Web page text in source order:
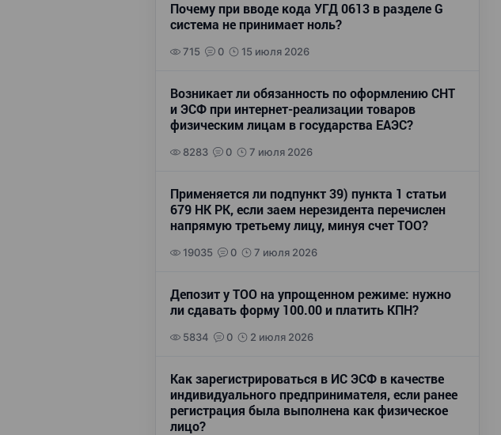
Почему при вводе кода УГД 0613 в разделе G
система не принимает ноль?
715 0 15 июля 2026
Возникает ли обязанность по оформлению СНТ
и ЭСФ при интернет-реализации товаров
физическим лицам в государства ЕАЭС?
8283 0 7 июля 2026
Применяется ли подпункт 39) пункта 1 статьи
679 НК РК, если заем нерезидента перечислен
напрямую третьему лицу, минуя счет ТОО?
19035 0 7 июля 2026
Депозит у ТОО на упрощенном режиме: нужно
ли сдавать форму 100.00 и платить КПН?
5834 0 2 июля 2026
Как зарегистрироваться в ИС ЭСФ в качестве
индивидуального предпринимателя, если ранее
регистрация была выполнена как физическое
лицо?